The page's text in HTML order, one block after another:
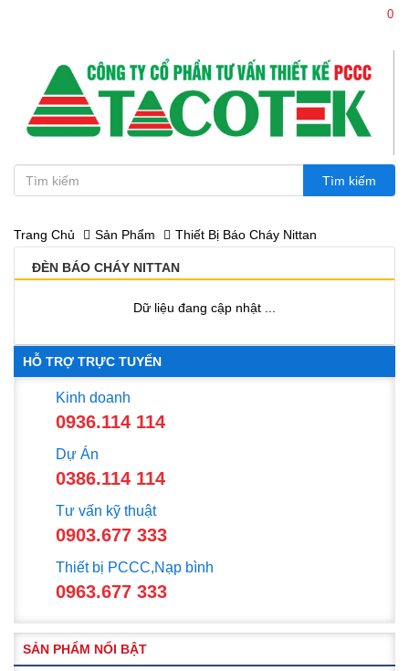
Trang Chủ Sản Phẩm Thiết Bị Báo Cháy Nittan
ĐÈN BÁO CHÁY NITTAN
Dữ liệu đang cập nhật ...
HỖ TRỢ TRỰC TUYẾN
Kinh doanh
0936.114 114
Dự Án
0386.114 114
Tư vấn kỹ thuật
0903.677 333
Thiết bị PCCC,Nạp bình
0963.677 333
SẢN PHẨM NỔI BẬT
0